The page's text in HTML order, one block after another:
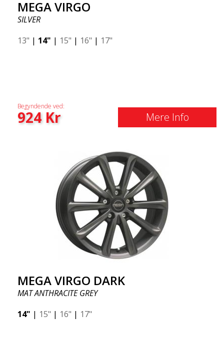
MEGA VIRGO
SILVER
13" | 14" | 15" | 16" | 17"
Begyndende ved:
924Kr Mere Info
MEGA VIRGO DARK
MAT ANTHRACITE GREY
14" | 15" | 16" | 17"